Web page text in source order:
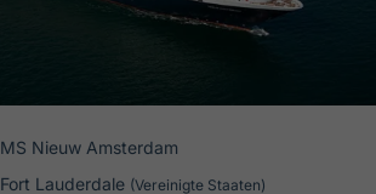
MS Nieuw Amsterdam
Fort Lauderdale (Vereinigte Staaten)